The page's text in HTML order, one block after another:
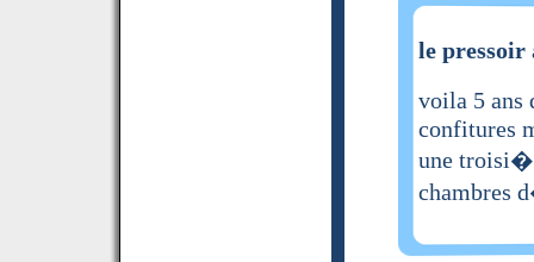
le
voila 5 ans
confitures
une
chambres